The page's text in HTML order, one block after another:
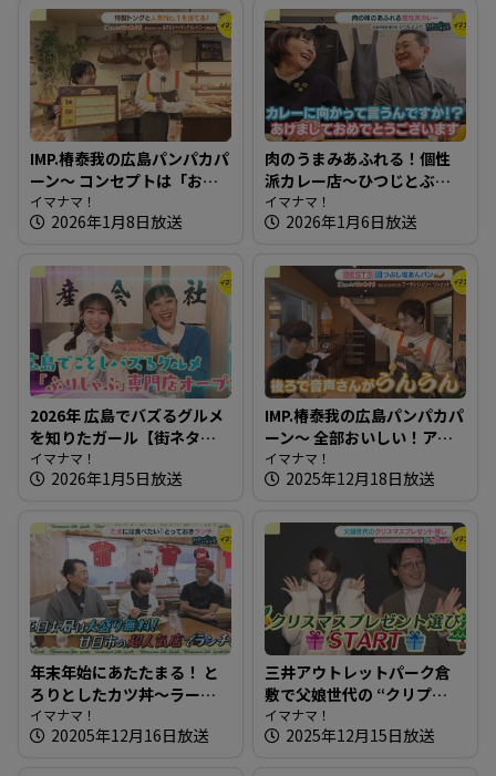
IMP.椿泰我の広島パンパカパ
ーン～ コンセプトは「おい
しいパンは人を幸せにす
る」150種類のパンが並ぶ人
イマナマ！
2026年1月8日放送
肉のうまみあふれる！個性
派カレー店～ひつじとぶた
【たまにはそとランチ】
イマナマ！
2026年1月6日放送
2026年 広島でバズるグルメ
を知りたガール【街ネタ！
知りたガール】
イマナマ！
2026年1月5日放送
IMP.椿泰我の広島パンパカパ
ーン～ 全部おいしい！アレ
ンジパンが豊富なお店
イマナマ！
2025年12月18日放送
年末年始にあたたまる！ と
ろりとしたカツ丼～ラーメ
ン・中華 哲【たまにはそと
ランチ】
イマナマ！
20205年12月16日放送
三井アウトレットパーク倉
敷で父娘世代の “クリプ
レ”探し【街ネタ知りたガー
ル】
イマナマ！
2025年12月15日放送